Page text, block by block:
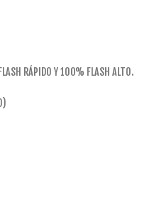
RÁPIDO Y 100% FLASH ALTO.